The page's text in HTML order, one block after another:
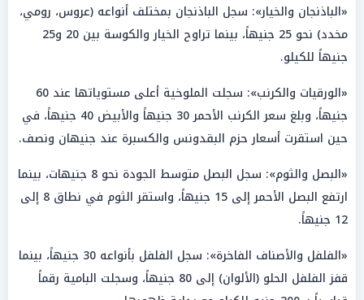
«الباذنجان والخيار»: سجل الباذنجان بمختلف أنواعه (عروس، رومي،
مخدد) نحو 25 جنيهاً، بينما تراوح الخيار والكوسة بين 20 و25
جنيهاً للكيلو.
«الورقيات والكرنب»: سجلت الملوخية أعلى مستوياتها عند 60
جنيهاً، وبلغ سعر الكرنب الأحمر 30 جنيهاً والأبيض 40 جنيهاً، في
حين استقرت أسعار حزم البقدونس والكسبرة عند جنيهان ونصف.
«البصل والثوم»: سجل البصل متوسط الجودة نحو 8 جنيهات، بينما
ارتفع البصل الأحمر إلى 15 جنيهاً، واستقر الثوم في نطاق 8 إلى
12 جنيهاً.
«الفلفل والأصناف الفاخرة»: سجل الفلفل بأنواعه 30 جنيهاً، بينما
قفز الفلفل الحلو (الألوان) إلى 80 جنيهاً، وسجلت البامية رقماً